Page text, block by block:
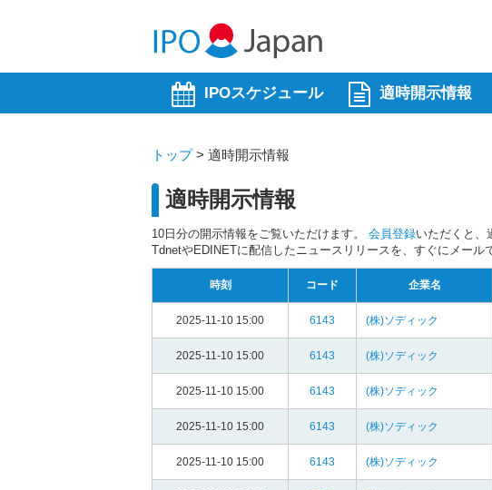
IPOスケジュール 適時開示情報
トップ> 適時開示情報
適時開示情報
10日分の開示情報をご覧いただけます。 会員登録いただくと、
TdnetやEDINETに配信したニュースリリースを、すぐにメール
時刻 コード 企業名
2025-11-10 15:00 6143 (株)ソディック
2025-11-10 15:00 6143 (株)ソディック
2025-11-10 15:00 6143 (株)ソディック
2025-11-10 15:00 6143 (株)ソディック
2025-11-10 15:00 6143 (株)ソディック